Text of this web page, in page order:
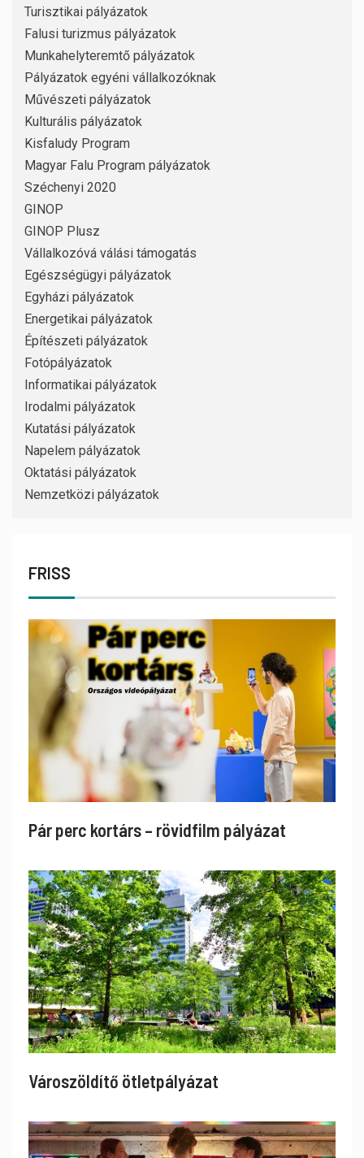
Turisztikai pályázatok
Falusi turizmus pályázatok
Munkahelyteremtő pályázatok
Pályázatok egyéni vállalkozóknak
Művészeti pályázatok
Kulturális pályázatok
Kisfaludy Program
Magyar Falu Program pályázatok
Széchenyi 2020
GINOP
GINOP Plusz
Vállalkozóvá válási támogatás
Egészségügyi pályázatok
Egyházi pályázatok
Energetikai pályázatok
Építészeti pályázatok
Fotópályázatok
Informatikai pályázatok
Irodalmi pályázatok
Kutatási pályázatok
Napelem pályázatok
Oktatási pályázatok
Nemzetközi pályázatok
FRISS
Pár perc kortárs – rövidfilm pályázat
Városzöldítő ötletpályázat